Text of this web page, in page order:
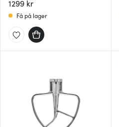
1299 kr
Få på lager